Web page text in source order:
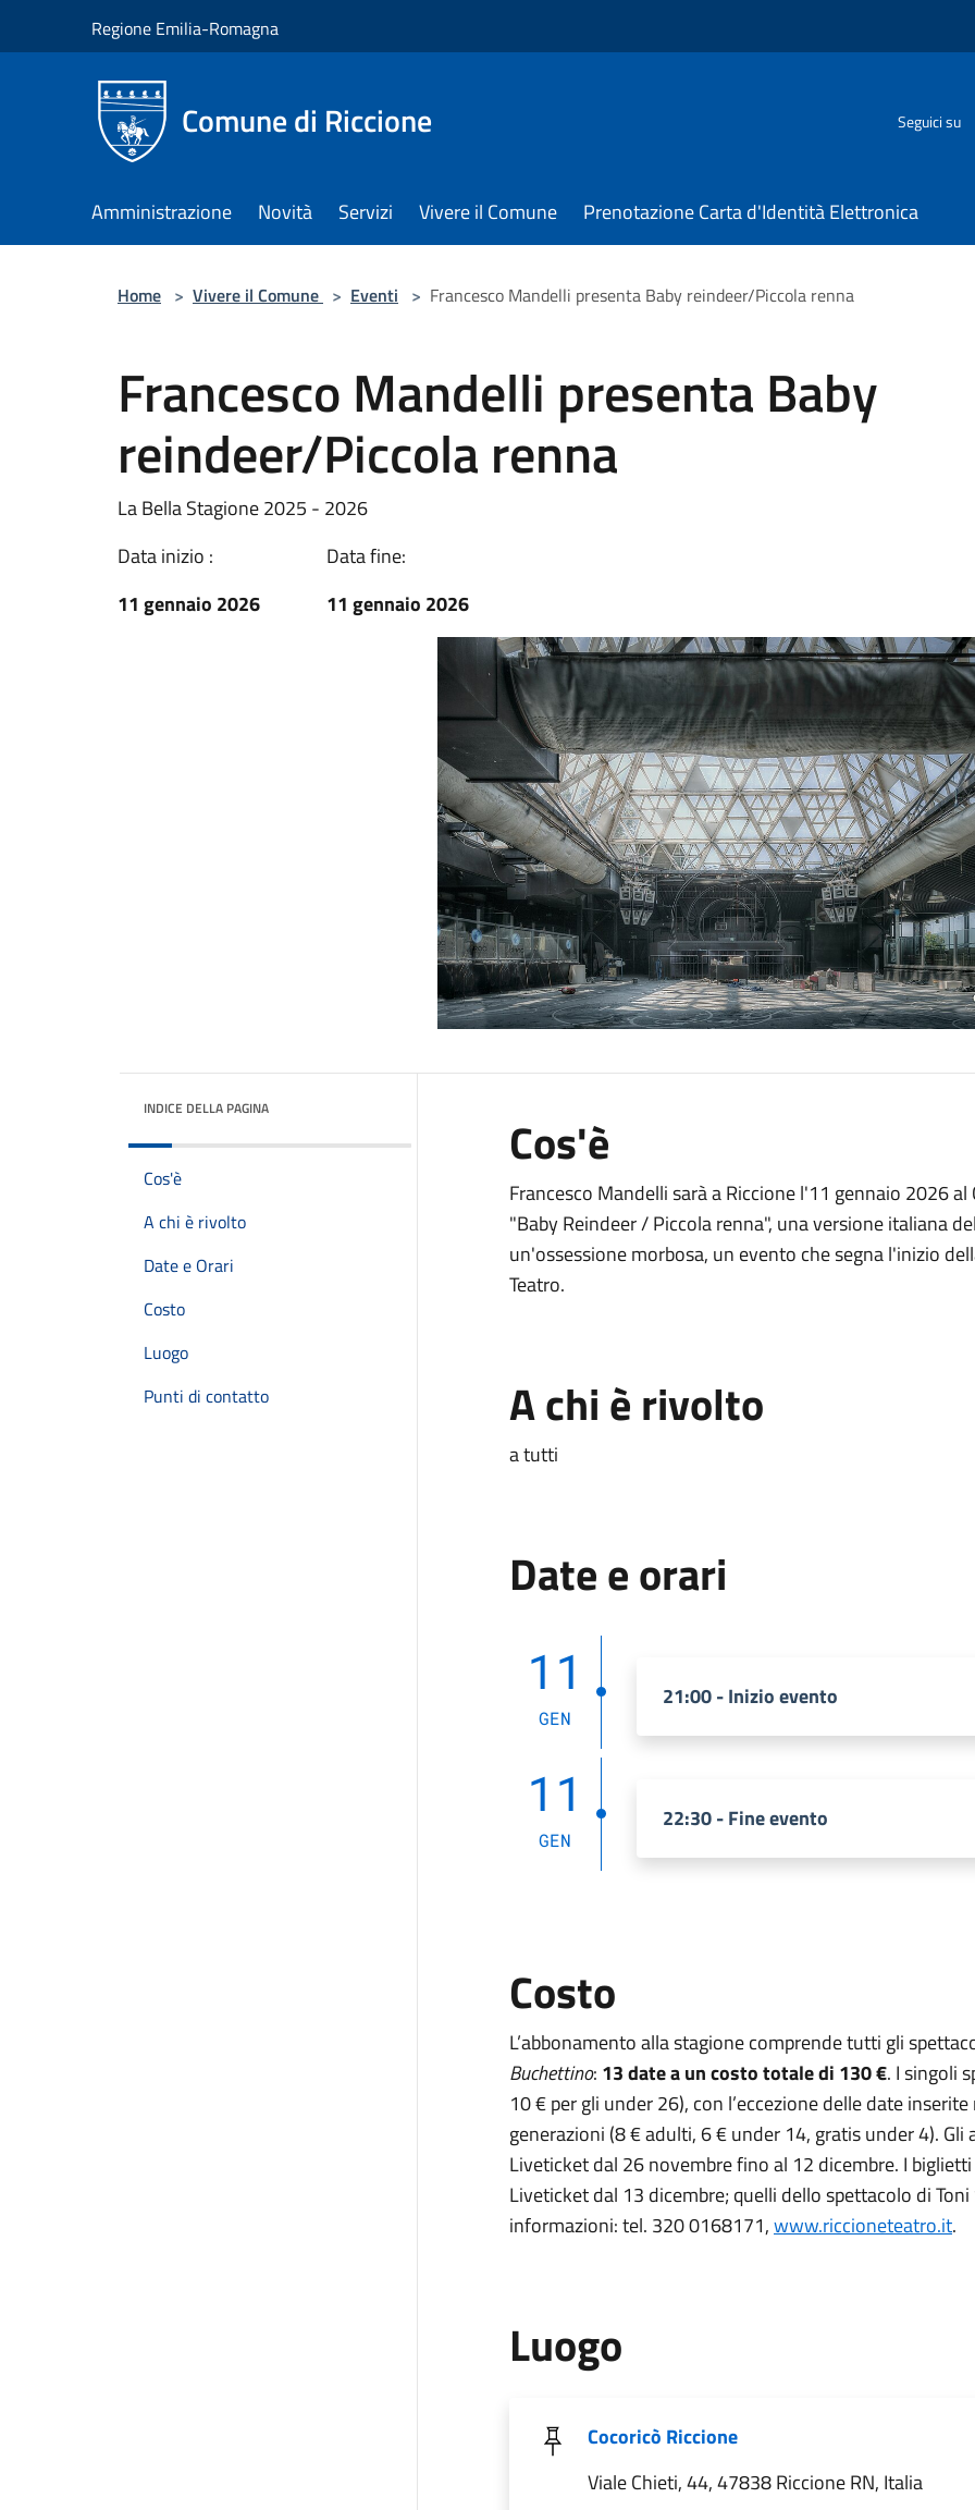
Regione Emilia-Romagna
Comune di Riccione Seguici su
Amministrazione Novità Servizi Vivere il Comune Prenotazione Carta d'Identità Elettronica
Home > Vivere il Comune > Eventi > Francesco Mandelli presenta Baby reindeer/Piccola renna
Francesco Mandelli presenta Baby
reindeer/Piccola renna
La Bella Stagione 2025 - 2026
Data inizio :
11 gennaio 2026
Data fine:
11 gennaio 2026
INDICE DELLA PAGINA
Cos'è
A chi è rivolto
Date e Orari
Costo
Luogo
Punti di contatto
Cos'è
Francesco Mandelli sarà a Riccione l'11 gennaio 2026
"Baby Reindeer / Piccola renna", una versione italiana
un'ossessione morbosa, un evento che segna l'inizio
Teatro.
A chi è rivolto
a tutti
Date e orari
11
GEN
21:00 - Inizio evento
11
GEN
22:30 - Fine evento
Costo
L’abbonamento alla stagione comprende tutti gli
Buchettino: 13 date a un costo totale di 130 €. I singoli
10 € per gli under 26), con l’eccezione delle date
generazioni (8 € adulti, 6 € under 14, gratis under 4).
Liveticket dal 26 novembre fino al 12 dicembre. I
Liveticket dal 13 dicembre; quelli dello spettacolo di
informazioni: tel. 320 0168171,www.riccioneteatro.it.
Luogo
Cocoricò Riccione
Viale Chieti, 44, 47838 Riccione RN, Italia